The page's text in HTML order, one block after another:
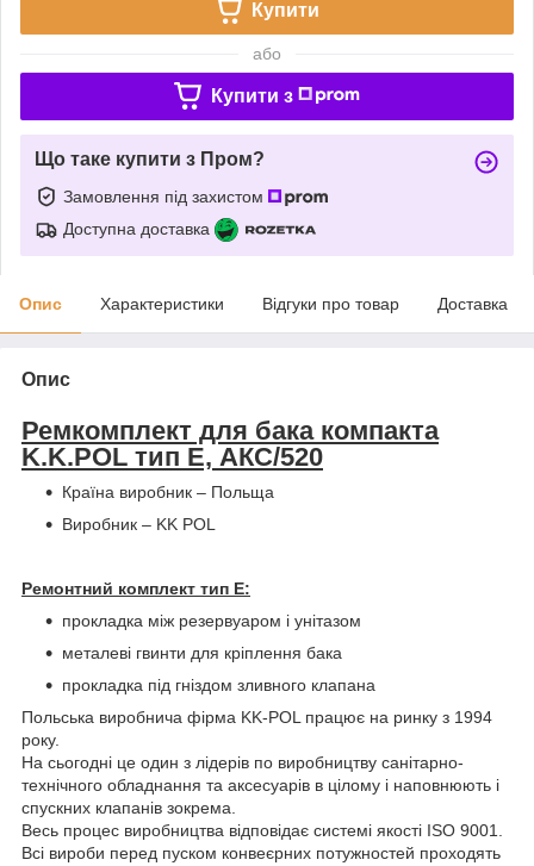
Купити
або
Купити з
Що таке купити з Пром?
Замовлення під захистом
Доступна доставка
Опис Характеристики Відгуки про товар Доставка
Опис
Ремкомплект для бака компакта
K.K.POL тип Е, АКС/520
Країна виробник – Польща
Виробник – KK POL
Ремонтний комплект тип E:
прокладка між резервуаром і унітазом
металеві гвинти для кріплення бака
прокладка під гніздом зливного клапана
Польська виробнича фірма KK-POL працює на ринку з 1994
року.
На сьогодні це один з лідерів по виробництву санітарно-
технічного обладнання та аксесуарів в цілому і наповнюють і
спускних клапанів зокрема.
Весь процес виробництва відповідає системі якості ISO 9001.
Всі вироби перед пуском конвеєрних потужностей проходять